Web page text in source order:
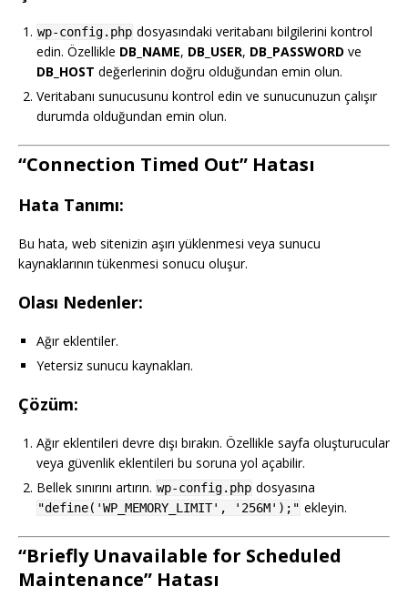
wp-config.php dosyasındaki veritabanı bilgilerini kontrol
edin. Özellikle DB_NAME, DB_USER, DB_PASSWORD ve
DB_HOST değerlerinin doğru olduğundan emin olun.
Veritabanı sunucusunu kontrol edin ve sunucunuzun çalışır
durumda olduğundan emin olun.
“Connection Timed Out” Hatası
Hata Tanımı:
Bu hata, web sitenizin aşırı yüklenmesi veya sunucu
kaynaklarının tükenmesi sonucu oluşur.
Olası Nedenler:
Ağır eklentiler.
Yetersiz sunucu kaynakları.
Çözüm:
Ağır eklentileri devre dışı bırakın. Özellikle sayfa oluşturucular
veya güvenlik eklentileri bu soruna yol açabilir.
Bellek sınırını artırın. wp-config.php dosyasına
"define('WP_MEMORY_LIMIT', '256M');" ekleyin.
“Briefly Unavailable for Scheduled
Maintenance” Hatası